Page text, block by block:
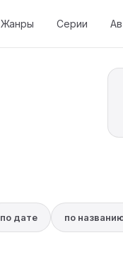
Жанры Серии
по дате по